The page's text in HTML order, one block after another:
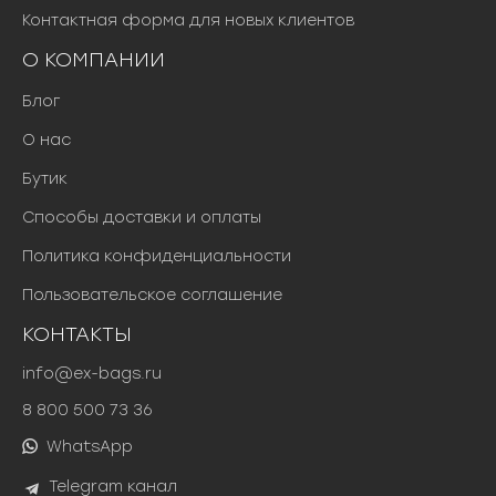
Контактная форма для новых клиентов
О КОМПАНИИ
Блог
О нас
Бутик
Способы доставки и оплаты
Политика конфиденциальности
Пользовательское соглашение
КОНТАКТЫ
info@ex-bags.ru
8 800 500 73 36
WhatsApp
Telegram канал